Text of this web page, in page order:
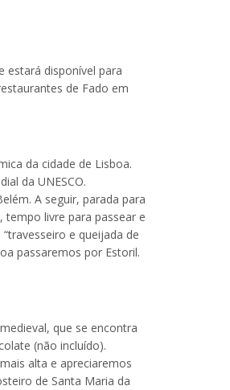
estará disponível para
de Fado em
da cidade de Lisboa.
da UNESCO.
A seguir, parada para
tempo livre para passear e
e queijada de
passaremos por Estoril.
que se encontra
(não incluído).
alta e apreciaremos
de Santa Maria da